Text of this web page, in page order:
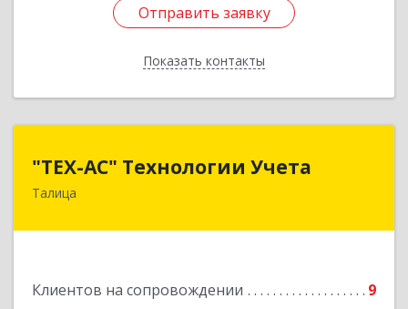
Отправить заявку
Показать контакты
Отправить заявку
Назад
"ТЕХ-АС" Технологии Учета
Талица
Клиентов на сопровождении 9